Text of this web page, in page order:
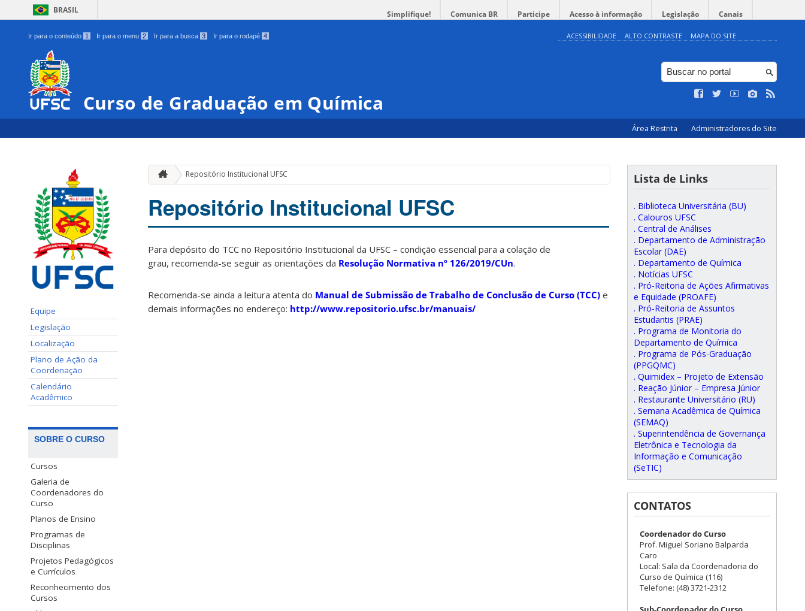
BRASIL Simplifique! Comunica BR Participe Acesso à informação Legislação Canais
Ir para o conteúdo 1 Ir para o menu 2 Ir para a busca 3 Ir para o rodapé 4 ACESSIBILIDADE ALTO CONTRASTE MAPA DO SITE
Curso de Graduação em Química
Área Restrita Administradores do Site
Equipe
Legislação
Localização
Plano de Ação da
Coordenação
Calendário
Acadêmico
SOBRE O CURSO
Cursos
Galeria de
Coordenadores do
Curso
Planos de Ensino
Programas de
Disciplinas
Projetos Pedagógicos
e Currículos
Reconhecimento dos
Cursos
Repositório Institucional UFSC
Repositório Institucional UFSC
Para depósito do TCC no Repositório Institucional da UFSC – condição essencial para a colação de
grau, recomenda-se seguir as orientações da Resolução Normativa nº 126/2019/CUn.
Recomenda-se ainda a leitura atenta do Manual de Submissão de Trabalho de Conclusão de Curso (TCC) e
demais informações no endereço: http://www.repositorio.ufsc.br/manuais/
Lista de Links
. Biblioteca Universitária (BU)
. Calouros UFSC
. Central de Análises
. Departamento de Administração
Escolar (DAE)
. Departamento de Química
. Notícias UFSC
. Pró-Reitoria de Ações Afirmativas
e Equidade (PROAFE)
. Pró-Reitoria de Assuntos
Estudantis (PRAE)
. Programa de Monitoria do
Departamento de Química
. Programa de Pós-Graduação
(PPGQMC)
. Quimidex – Projeto de Extensão
. Reação Júnior – Empresa Júnior
. Restaurante Universitário (RU)
. Semana Acadêmica de Química
(SEMAQ)
. Superintendência de Governança
Eletrônica e Tecnologia da
Informação e Comunicação
(SeTIC)
CONTATOS
Coordenador do Curso
Prof. Miguel Soriano Balparda
Caro
Local: Sala da Coordenadoria do
Curso de Química (116)
Telefone: (48) 3721-2312